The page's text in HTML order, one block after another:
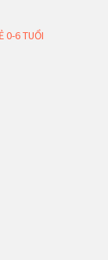
0-6 TUỔI